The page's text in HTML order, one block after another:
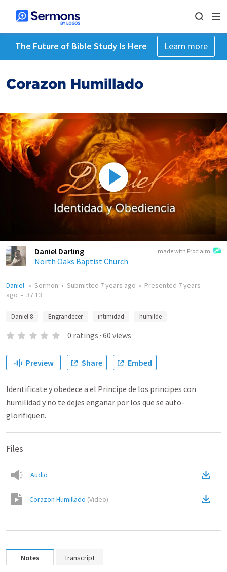
The Future of Bible Study Is Here Learn more
Corazon Humillado
made with Proclaim
Daniel Darling
North Oaks Baptist Church
Daniel • Sermon • Submitted 7 years ago • Presented 7 years
ago • 37:13
Daniel 8 Engrandecer intimidad humilde
0 ratings · 60 views
Preview Share Embed
Identificate y obedece a el Principe de los principes con
humilidad y no te dejes enganar por los que se auto-
glorifiquen.
Files
Audio
Corazon Humillado (Video)
Notes Transcript